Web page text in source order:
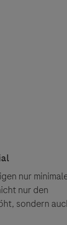
nur
nur den
sondern